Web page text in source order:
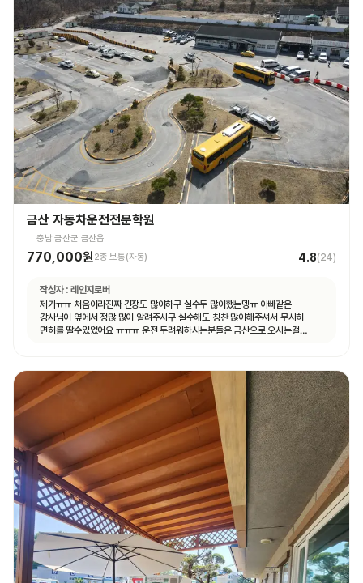
금산 자동차운전전문학원
충남 금산군 금산읍
770,000원2종 보통(자동) 4.8(24)
작성자 : 레인지로버
제가ㅠㅠ 처음이라진짜 긴장도 많이하구 실수두 많이했는뎅ㅠ 아빠같은
강사님이 옆에서 정많 많이 알려주시구 실수해도 칭찬 많이해주셔서 무사히
면허를 딸수있었어요 ㅠㅠㅠ 운전 두려워하시는분들은 금산으로 오시는걸